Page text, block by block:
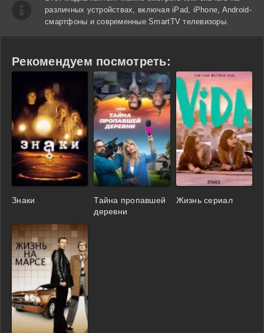
различных устройствах, включая iPad, iPhone, Android-
смартфоны и современные SmartTV телевизоры.
Рекомендуем посмотреть:
Знаки
Тайна пропавшей
деревни
Жизнь сериал